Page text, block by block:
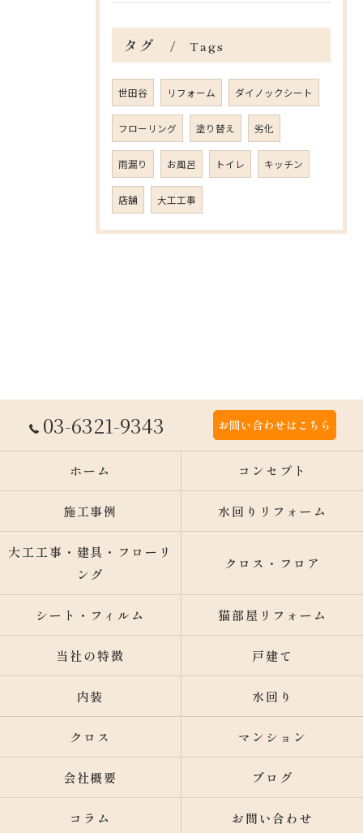
タグ Tags
世田谷 リフォーム ダイノックシート
フローリング 塗り替え 劣化
雨漏り お風呂 トイレ キッチン
店舗 大工工事
03-6321-9343 お問い合わせはこちら
ホーム コンセプト
施工事例 水回りリフォーム
大工工事・建具・フローリ
ング
クロス・フロア
シート・フィルム 猫部屋リフォーム
当社の特徴 戸建て
内装 水回り
クロス マンション
会社概要 ブログ
コラム お問い合わせ